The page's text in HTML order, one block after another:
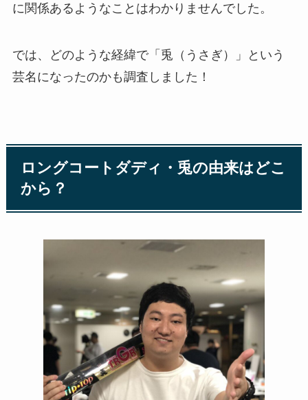
に関係あるようなことはわかりませんでした。
では、どのような経緯で「兎（うさぎ）」という
芸名になったのかも調査しました！
ロングコートダディ・兎の由来はどこ
から？